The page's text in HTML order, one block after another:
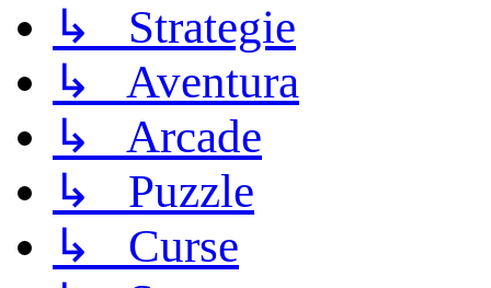
↳ Strategie
↳ Aventura
↳ Arcade
↳ Puzzle
↳ Curse